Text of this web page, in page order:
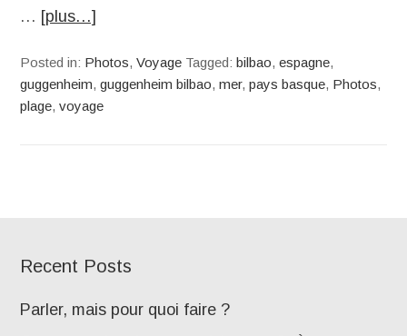
… [plus…]
Posted in: Photos,Voyage Tagged:bilbao,espagne,
guggenheim,guggenheim bilbao,mer,pays basque, Photos,
plage,voyage
Recent Posts
Parler, mais pour quoi faire ?